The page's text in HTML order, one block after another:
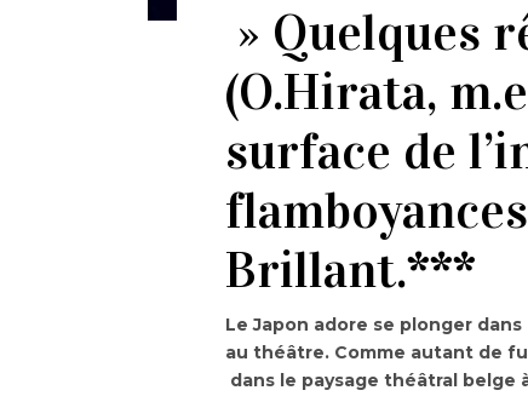
» Quelques
(O.Hirata,
surface de
Brillant.***
Le Japon adore se plonger
au théâtre. Comme autant de
dans le paysage théâtral belge